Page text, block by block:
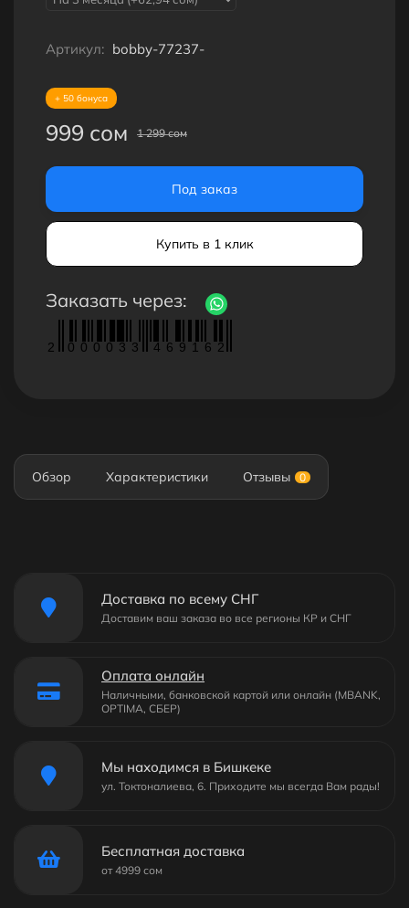
Артикул: bobby-77237-
+ 50 бонуса
999 сом 1 299 сом
Под заказ
Купить в 1 клик
Заказать через:
2 0 0 0 0 3 3 4 6 9 1 6 2
Обзор Характеристики Отзывы 0
Доставка по всему СНГ
Доставим ваш заказа во все регионы КР и СНГ
Оплата онлайн
Наличными, банковской картой или онлайн (MBANK,
OPTIMA, СБЕР)
Мы находимся в Бишкеке
ул. Токтоналиева, 6. Приходите мы всегда Вам рады!
Бесплатная доставка
от 4999 сом